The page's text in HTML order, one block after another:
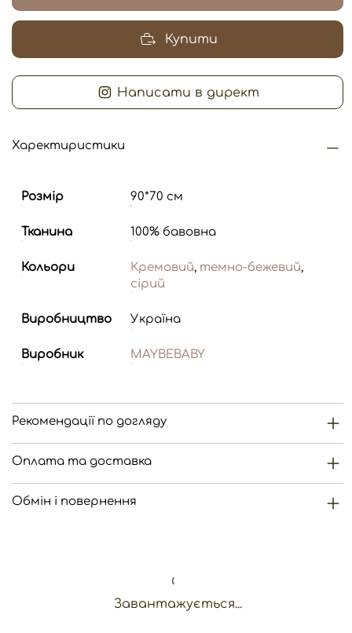
Купити
Написати в директ
Харектиристики
Розмір 90*70 см
Тканина 100% бавовна
Кольори Кремовий, темно-бежевий,
сірий
Виробництво Україна
Виробник MAYBEBABY
Рекомендації по догляду
Оплата та доставка
Обмін і повернення
Завантажується...